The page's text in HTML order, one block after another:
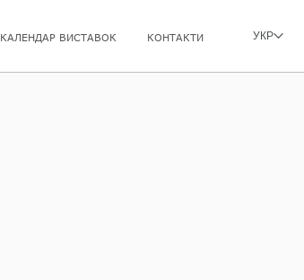
КАЛЕНДАР ВИСТАВОК КОНТАКТИ УКР